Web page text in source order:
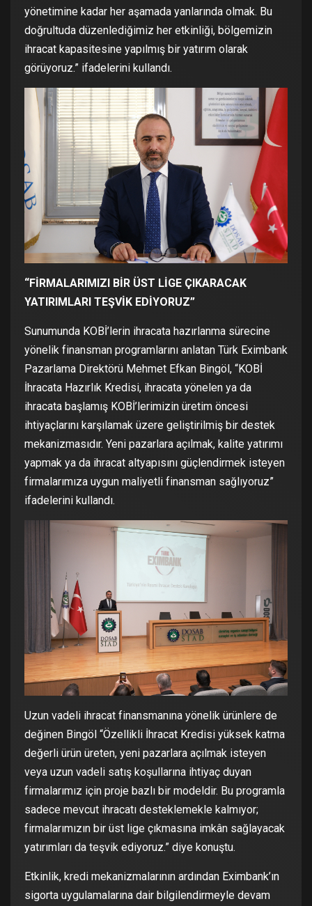
yönetimine kadar her aşamada yanlarında olmak. Bu
doğrultuda düzenlediğimiz her etkinliği, bölgemizin
ihracat kapasitesine yapılmış bir yatırım olarak
görüyoruz.” ifadelerini kullandı.
“FİRMALARIMIZI BİR ÜST LİGE ÇIKARACAK
YATIRIMLARI TEŞVİK EDİYORUZ”
Sunumunda KOBİ’lerin ihracata hazırlanma sürecine
yönelik finansman programlarını anlatan Türk Eximbank
Pazarlama Direktörü Mehmet Efkan Bingöl, “KOBİ
İhracata Hazırlık Kredisi, ihracata yönelen ya da
ihracata başlamış KOBİ’lerimizin üretim öncesi
ihtiyaçlarını karşılamak üzere geliştirilmiş bir destek
mekanizmasıdır. Yeni pazarlara açılmak, kalite yatırımı
yapmak ya da ihracat altyapısını güçlendirmek isteyen
firmalarımıza uygun maliyetli finansman sağlıyoruz”
ifadelerini kullandı.
Uzun vadeli ihracat finansmanına yönelik ürünlere de
değinen Bingöl “Özellikli İhracat Kredisi yüksek katma
değerli ürün üreten, yeni pazarlara açılmak isteyen
veya uzun vadeli satış koşullarına ihtiyaç duyan
firmalarımız için proje bazlı bir modeldir. Bu programla
sadece mevcut ihracatı desteklemekle kalmıyor;
firmalarımızın bir üst lige çıkmasına imkân sağlayacak
yatırımları da teşvik ediyoruz.” diye konuştu.
Etkinlik, kredi mekanizmalarının ardından Eximbank’ın
sigorta uygulamalarına dair bilgilendirmeyle devam